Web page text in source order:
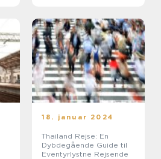
18. januar 2024
Thailand Rejse: En
Dybdegående Guide til
Eventyrlystne Rejsende